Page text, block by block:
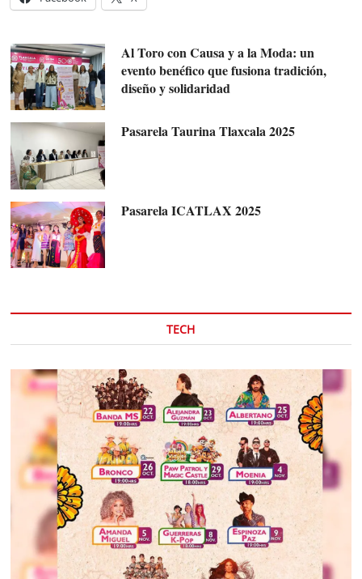
Al Toro con Causa y a la Moda: un
evento benéfico que fusiona tradición,
diseño y solidaridad
Pasarela Taurina Tlaxcala 2025
Pasarela ICATLAX 2025
TECH